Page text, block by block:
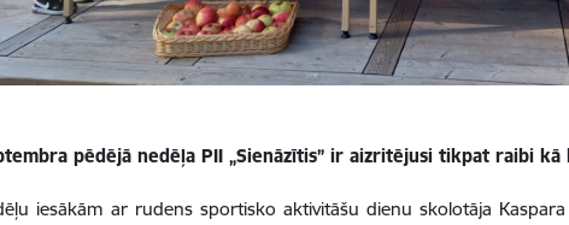
pēdējā nedēļa PII „Sienāzītis” ir aizritējusi tikpat raibi kā
iesākām ar rudens sportisko aktivitāšu dienu skolotāja